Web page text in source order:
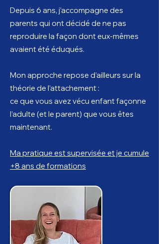
Depuis 6 ans, j’accompagne des
parents qui ont décidé de ne pas
reproduire la façon dont eux-mêmes
avaient été éduqués.
Mon approche repose d’ailleurs sur la
théorie de l’attachement :
ce que vous avez vécu enfant façonne
l’adulte (et le parent) que vous êtes
maintenant.
Ma pratique est supervisée et je cumule
+8 ans de formations